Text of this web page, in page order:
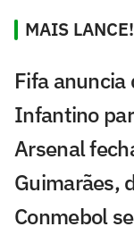
MAIS LANCE!
Fifa
Infantino
Arsenal
Guimarães,
Conmebol